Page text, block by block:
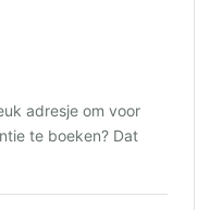
adresje om voor
te boeken? Dat